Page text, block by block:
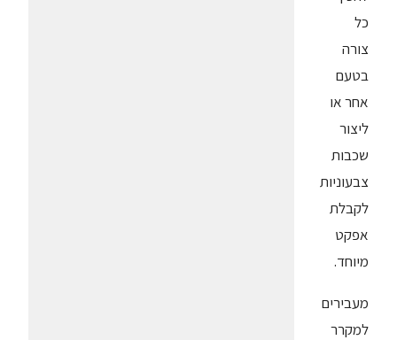
כל
צורה
בטעם
אחר או
ליצור
שכבות
צבעוניות
לקבלת
אפקט
מיוחד.
מעבירים
למקרר